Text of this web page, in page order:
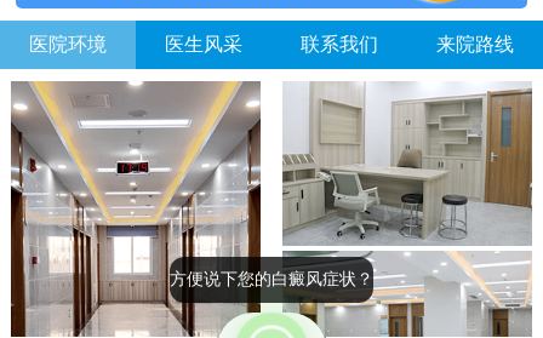
医院环境 医生风采 联系我们 来院路线
方便说下您的白癜风症状？